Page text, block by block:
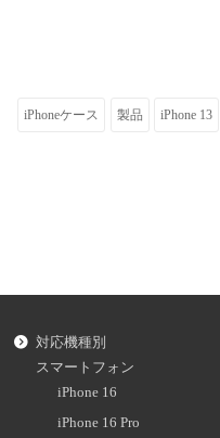
iPhoneケース 製品 iPhone 13
対応機種別
スマートフォン
iPhone 16
iPhone 16 Pro